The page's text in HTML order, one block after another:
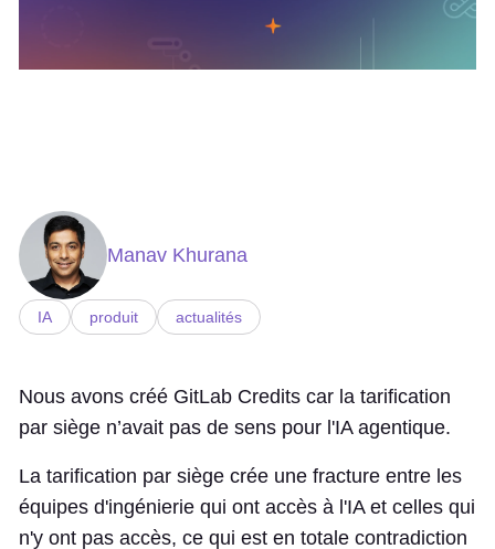
Manav Khurana
IA produit actualités
Nous avons créé GitLab Credits car la tarification
par siège n’avait pas de sens pour l'IA agentique.
La tarification par siège crée une fracture entre les
équipes d'ingénierie qui ont accès à l'IA et celles qui
n'y ont pas accès, ce qui est en totale contradiction